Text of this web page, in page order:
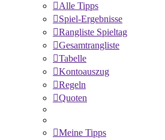
Alle Tipps
Spiel-Ergebnisse
Rangliste Spieltag
Gesamtrangliste
Tabelle
Kontoauszug
Regeln
Quoten
Meine Tipps